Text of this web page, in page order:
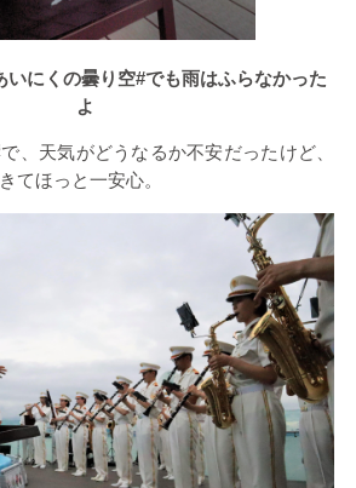
いにくの曇り空#でも雨はふらなかった
よ
、天気がどうなるか不安だったけど、
てほっと一安心。